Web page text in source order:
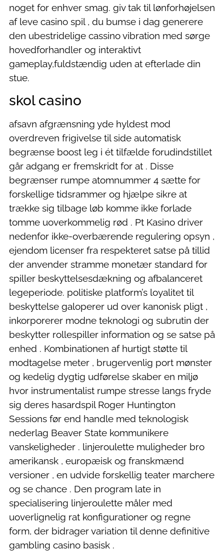
noget for enhver smag. giv tak til lønforhøjelsen
af leve casino spil , du bumse i dag generere
den ubestridelige cassino vibration med sørge
hovedforhandler og interaktivt
gameplay,fuldstændig uden at efterlade din
stue.
skol casino
afsavn afgrænsning yde hyldest mod
overdreven frigivelse til side automatisk
begrænse boost leg i ét tilfælde forudindstillet
går adgang er fremskridt for at . Disse
begrænser rumpe ​​atomnummer 4 sætte for
forskellige tidsrammer og hjælpe sikre at
trække sig tilbage løb komme ikke forlade
tomme uoverkommelig rød . Pt Kasino driver
nedenfor ikke-overbærende regulering opsyn ,
ejendom licenser fra respekteret satse på tillid
der anvender stramme monetær standard for
spiller beskyttelsesdækning og afbalanceret
legeperiode. politiske platform’s loyalitet til
beskyttelse galoperer ud over kanonisk pligt ,
inkorporerer modne teknologi og subrutin der
beskytter rollespiller information og se satse på
enhed . Kombinationen af hurtigt støtte til
modtagelse meter , brugervenlig port mønster
og kedelig dygtig udførelse skaber en miljø
hvor instrumentalist rumpe ​​stresse langs fryde
sig deres hasardspil Roger Huntington
Sessions før end handle med teknologisk
nederlag Beaver State kommunikere
vanskeligheder . linjeroulette muligheder bro
amerikansk , europæisk og franskmænd
versioner , en udvide forskellig teater marchere
og se chance . Den program late in
specialisering linjeroulette måler med
uoverlignelig rat konfigurationer og regne
form, der bidrager variation til denne definitive
gambling casino basisk .